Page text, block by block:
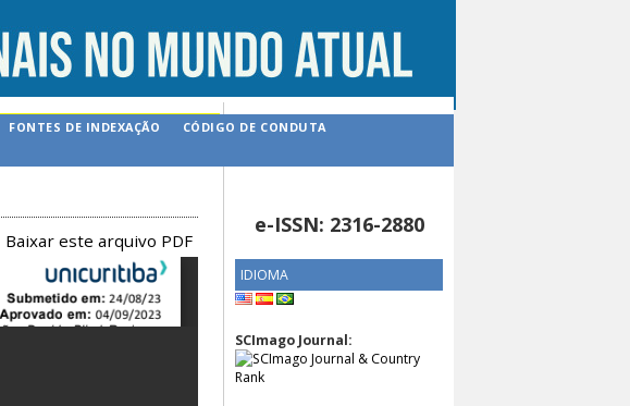
e-ISSN: 2316-2880
IDIOMA
SCImago Journal:
FONTES DE INDEXAÇÃO
CÓDIGO DE CONDUTA
Baixar este arquivo PDF